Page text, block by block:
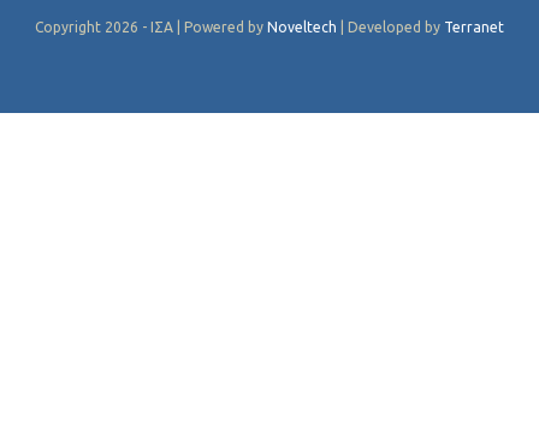
Copyright 2026 - ΙΣΑ | Powered by Noveltech | Developed by Terranet